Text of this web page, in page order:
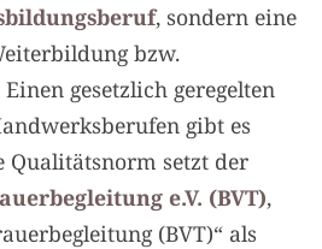
, sondern eine
bzw.
gesetzlich geregelten
gibt es
Qualitätsnorm setzt der
e.V. (BVT),
(BVT)“ als